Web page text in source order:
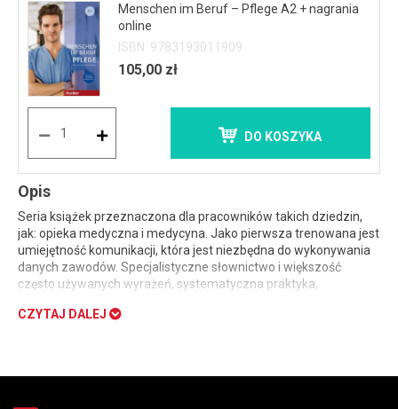
Menschen im Beruf – Pflege A2 + nagrania
online
ISBN: 9783193011909
105,00 zł
DO KOSZYKA
Opis
Seria książek przeznaczona dla pracowników takich dziedzin,
jak: opieka medyczna i medycyna. Jako pierwsza trenowana jest
umiejętność komunikacji, która jest niezbędna do wykonywania
danych zawodów. Specjalistyczne słownictwo i większość
często używanych wyrażeń, systematyczna praktyka,
zawodowej, żywe dialogi, autentyczne teksty do słuchania i
CZYTAJ DALEJ